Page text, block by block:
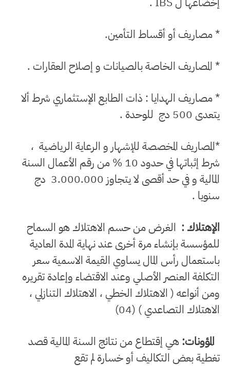
* مصاريف أو أقساط التأمين.
* المصاريف الخاصة بالصيانات و إصلاح العقارات .
* مصاريف الهدايا : ذات الطابع الإستثماري شرط ألا
يتعدى 500 دج للوحدة .
*المصاريف المخصصة للإشهار و الرعاية الرياضية ،
شرط إثباتها في حدود 10 % من رقم الأعمال السنة
المالية و في حد أقصى لا يتجاوز 3.000.000 دج
سنويا .
الإهتلاك : الغرض من حسم الاهتلاك هو السماح
للمؤسسة بإنشاء مرة أخرى عند نهاية المدة العادية
باستعمال رأس المال يساوي القيمة الاسمية سعر
التكلفة العنصر الأصلي وعند الاقتضاء وإعادة تقريره
ومن أنواعه ( الاهتلاك الخطي ، الاهتلاك التنازلي ،
الاهتلاك التصاعدي ) (04)
المؤونات:هي إقتطاع من نتائج السنة المالية قصد
تغطية بعض التكاليف أو خسارة لم تقع